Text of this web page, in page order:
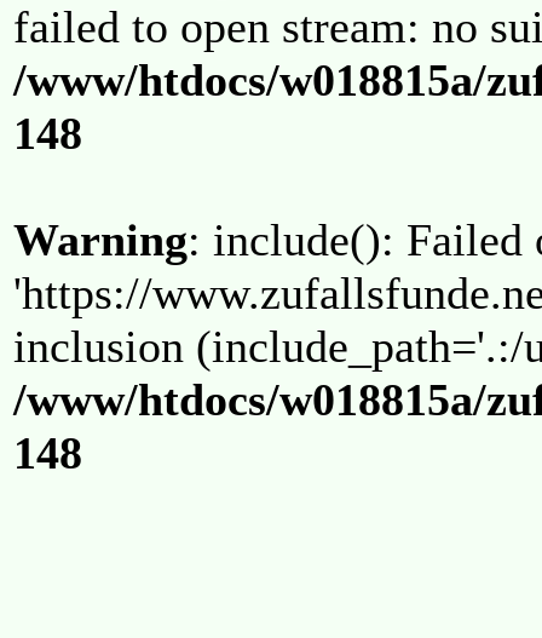
failed to open stream: no
/www/htdocs/w018815a/
148
Warning: include(): Failed
'https://
inclusion (include_path='.:/
/www/htdocs/w018815a/
148